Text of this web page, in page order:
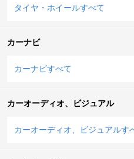
タイヤ・ホイールすべて
カーナビ
カーナビすべて
カーオーディオ、ビジュアル
カーオーディオ、ビジュアルす